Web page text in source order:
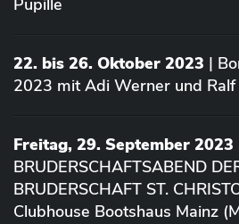
Pupille
22. bis 26. Oktober 2023 |
2023 mit Adi Werner und Ralf
Freitag, 29. September 2023
BRUDERSCHAFTSABEND
BRUDERSCHAFT ST.
Clubhouse Bootshaus Mainz